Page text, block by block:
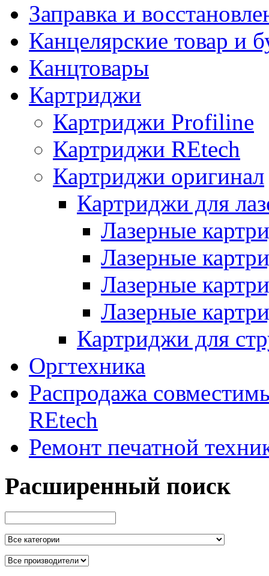
Заправка и
Канцелярские товар и
Канцтовары
Картриджи
Картриджи Profiline
Картриджи REtech
Картриджи оригинал
Картриджи для
Лазерные
Лазерные
Лазерные
Лазерные
Картриджи для
Оргтехника
Распродажа
REtech
Ремонт печатной
Расширенный поиск